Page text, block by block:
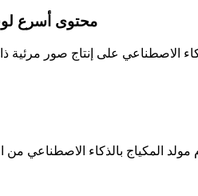
محتوى أسرع